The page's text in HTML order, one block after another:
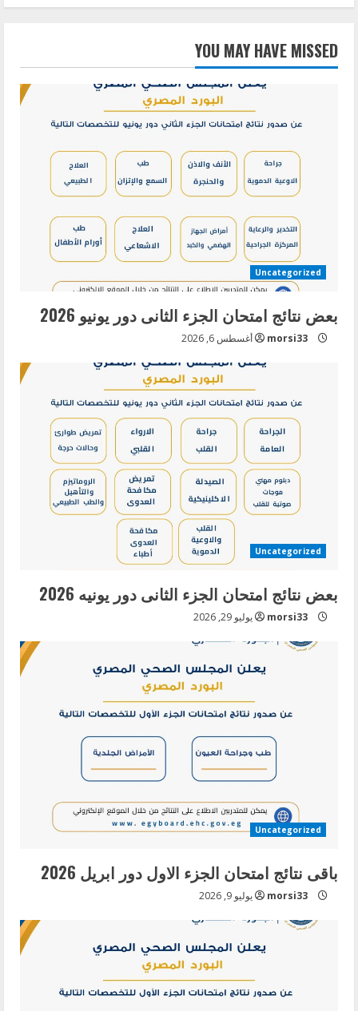
YOU MAY HAVE MISSED
Uncategorized
بعض نتائج امتحان الجزء الثانى دور يونيو 2026
morsi33 أغسطس 6, 2026
Uncategorized
بعض نتائج امتحان الجزء الثانى دور يونيه 2026
morsi33 يوليو 29, 2026
Uncategorized
باقى نتائج امتحان الجزء الاول دور ابريل 2026
morsi33 يوليو 9, 2026